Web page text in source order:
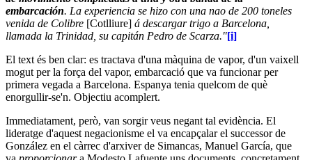
embarcación. La experiencia se hizo con una nao de 200 toneles
venida de Colibre [Cotlliure] á descargar trigo a Barcelona,
llamada la Trinidad, su capitán Pedro de Scarza."[i]
El text és ben clar: es tractava d'una màquina de vapor, d'un vaixell
mogut per la força del vapor, embarcació que va funcionar per
primera vegada a Barcelona. Espanya tenia quelcom de què
enorgullir-se'n. Objectiu acomplert.
Immediatament, però, van sorgir veus negant tal evidència. El
lideratge d'aquest negacionisme el va encapçalar el successor de
González en el càrrec d'arxiver de Simancas, Manuel García, que